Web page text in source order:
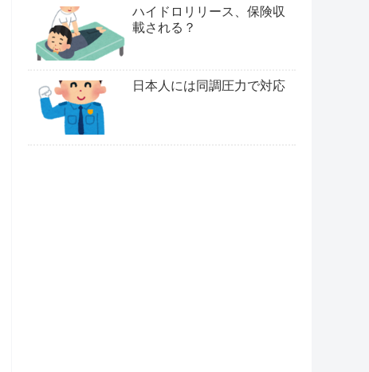
ハイドロリリース、保険収
載される？
日本人には同調圧力で対応